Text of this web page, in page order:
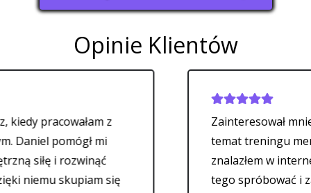
Opinie Klientów
z
mi
rozwinąć
skupiam się
Zainteresował mnie artykuł
temat treningu mentalnego,
znalazłem w internecie.
tego spróbować i zapisałem